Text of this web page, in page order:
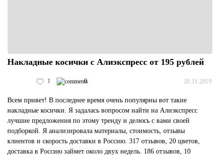
Накладные косички с Алиэкспресс от 195 рублей
1 0 20.11.2019
Всем привет! В последнее время очень популярны вот такие
накладные косички. Я задалась вопросом найти на Алиэкспресс
лучшие предложения по этому тренду и делюсь с вами своей
подборкой. Я анализировала материалы, стоимость, отзывы
клиентов и скорость доставки в Россию. 317 отзывов, 20 цветов,
доставка в Россию займет около двух недель. 186 отзывов, 10